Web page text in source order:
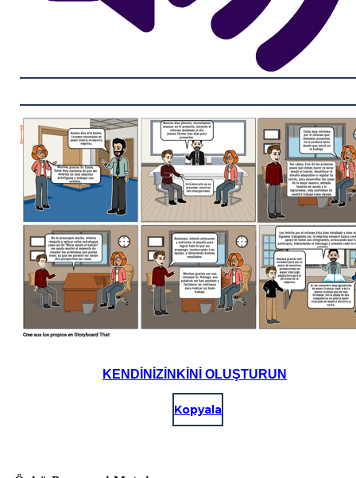
KENDINIZINKINI OLUŞTURUN
Kopyala